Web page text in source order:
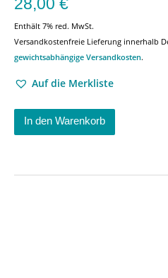
Enthält 7% red. MwSt.
Versandkostenfreie Lieferung innerhalb
gewichtsabhängige Versandkosten.
Auf die Merkliste
In den Warenkorb